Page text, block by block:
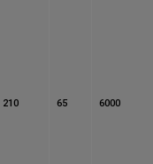
210 65 6000